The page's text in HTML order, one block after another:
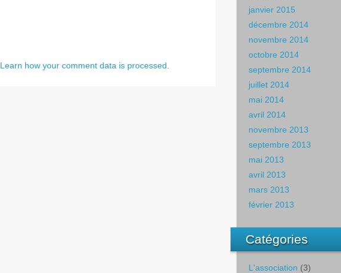
Learn how your comment data is processed.
janvier 2015
décembre 2014
novembre 2014
octobre 2014
septembre 2014
juillet 2014
mai 2014
avril 2014
novembre 2013
septembre 2013
mai 2013
avril 2013
mars 2013
février 2013
Catégories
L'association (3)